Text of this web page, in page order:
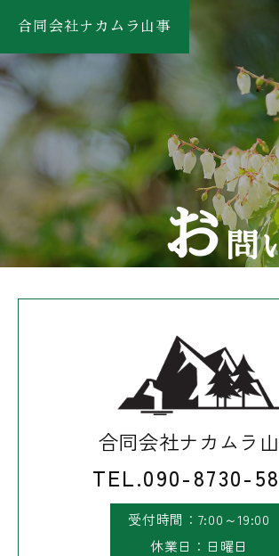
合同会社ナカムラ山事
お 問
合同会社ナカムラ
TEL.090-8730-
受付時間：7:00～19:00
休業日：日曜日